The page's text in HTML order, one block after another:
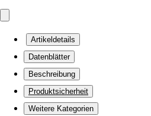
Artikeldetails
Datenblätter
Beschreibung
Produktsicherheit
Weitere Kategorien